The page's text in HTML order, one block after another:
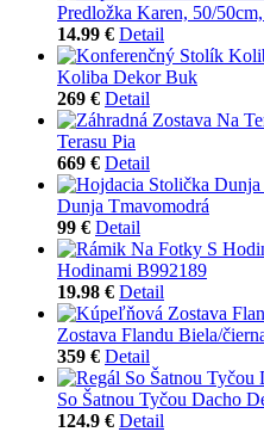
Predložka Karen, 50/
14.99 € Detail
Koliba Dekor Buk
269 € Detail
Terasu Pia
669 € Detail
Dunja Tmavomodrá
99 € Detail
Hodinami B992189
19.98 € Detail
Zostava Flandu Biela/
359 € Detail
So Šatnou Tyčou Dacho
124.9 € Detail